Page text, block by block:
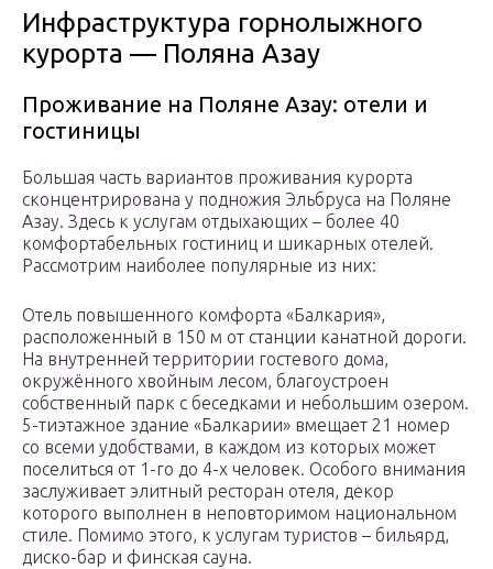
Инфраструктура горнолыжного
курорта — Поляна Азау
Проживание на Поляне Азау: отели и
гостиницы
Большая часть вариантов проживания курорта
сконцентрирована у подножия Эльбруса на Поляне
Азау. Здесь к услугам отдыхающих – более 40
комфортабельных гостиниц и шикарных отелей.
Рассмотрим наиболее популярные из них:
Отель повышенного комфорта «Балкария»,
расположенный в 150 м от станции канатной дороги.
На внутренней территории гостевого дома,
окружённого хвойным лесом, благоустроен
собственный парк с беседками и небольшим озером.
5-тиэтажное здание «Балкарии» вмещает 21 номер
со всеми удобствами, в каждом из которых может
поселиться от 1-го до 4-х человек. Особого внимания
заслуживает элитный ресторан отеля, декор
которого выполнен в неповторимом национальном
стиле. Помимо этого, к услугам туристов – бильярд,
диско-бар и финская сауна.